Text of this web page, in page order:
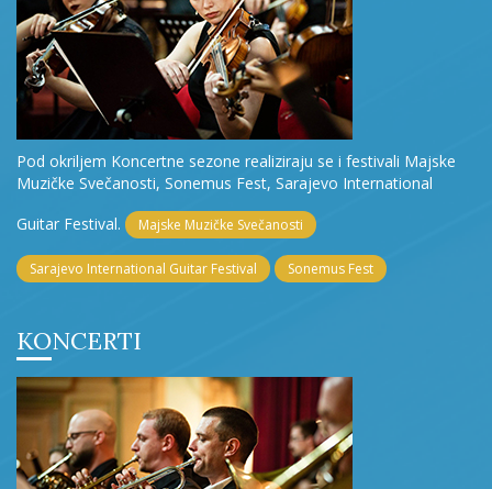
Pod okriljem Koncertne sezone realiziraju se i festivali Majske
Muzičke Svečanosti, Sonemus Fest, Sarajevo International
Guitar Festival.
Majske Muzičke Svečanosti
Sarajevo International Guitar Festival Sonemus Fest
KONCERTI